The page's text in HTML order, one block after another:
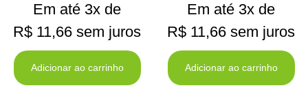
Em até 3x de
R$ 11,66 sem juros
Adicionar ao carrinho
Em até 3x de
R$ 11,66 sem juros
Adicionar ao carrinho